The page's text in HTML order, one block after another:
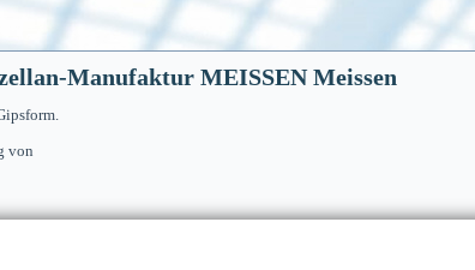
Manufaktur MEISSEN Meissen
von